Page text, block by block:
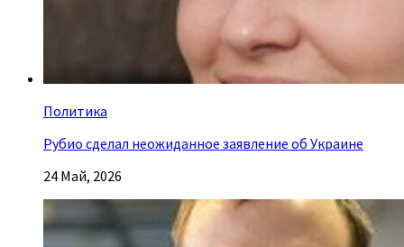
Политика
Рубио сделал неожиданное заявление об Украине
24 Май, 2026